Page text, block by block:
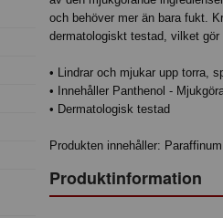
och behöver mer än bara fukt.
dermatologiskt testad, vilket
• Lindrar och mjukar upp torra,
• Innehåller Panthenol -
• Dermatologisk testad
Produkten innehåller:
Produktinformation